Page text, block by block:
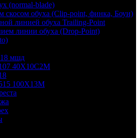
(normal-blade)
скосом обуха (Clip-point, финка, Боуи)
линией обуха Trailing-Point
линии обуха (Drop-Point)
мшд
40Х10С2М
100Х13М